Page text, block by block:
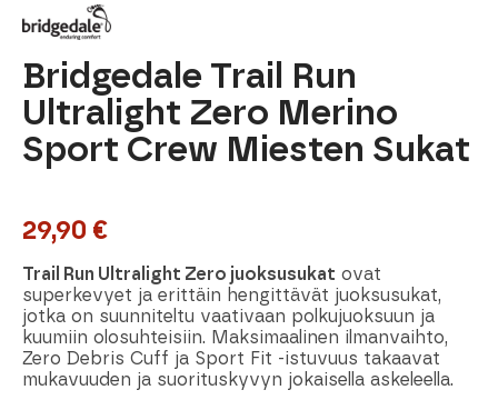
Bridgedale Trail Run
Ultralight Zero Merino
Sport Crew Miesten Sukat
29,90 €
Trail Run Ultralight Zero juoksusukat ovat
superkevyet ja erittäin hengittävät juoksusukat,
jotka on suunniteltu vaativaan polkujuoksuun ja
kuumiin olosuhteisiin. Maksimaalinen ilmanvaihto,
Zero Debris Cuff ja Sport Fit -istuvuus takaavat
mukavuuden ja suorituskyvyn jokaisella askeleella.